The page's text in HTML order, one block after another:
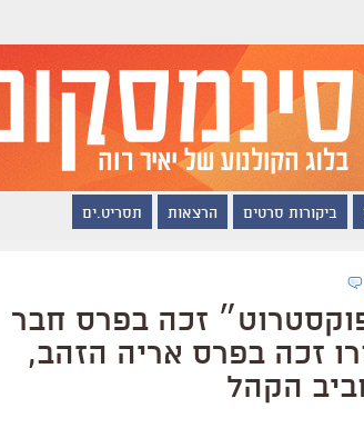
ביקורות סרטים הרצאות תסריט.ים
ונציה 2017: ״פוקסטרוט״ זכה בפרס חבר
זכה בפרס אריה הזהב,
הקהל